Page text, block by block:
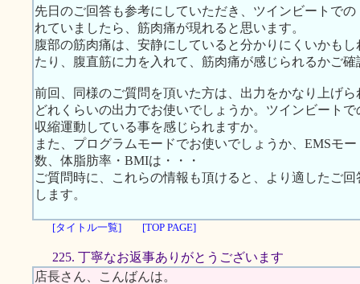
先日のご回答も参考にしていただき、ツインビートで
れていましたら、筋肉痛が現れると思います。
腹部の筋肉痛は、安静にしていると分かりにくいかも
たり、腹直筋に力を入れて、筋肉痛が感じられるかご確
前回、同様のご質問を頂いた方は、出力をかなり上げ
どれくらいの出力でお使いでしょうか。ツインビート
収縮運動している事を感じられますか。
また、プログラムモードでお使いでしょうか、EMSモ
数、体脂肪率・BMIは・・・
ご質問時に、これらの情報も頂けると、より適したご
します。
[タイトル一覧] [TOP PAGE]
225. 丁寧なお返事ありがとうございます
店長さん、こんばんは。